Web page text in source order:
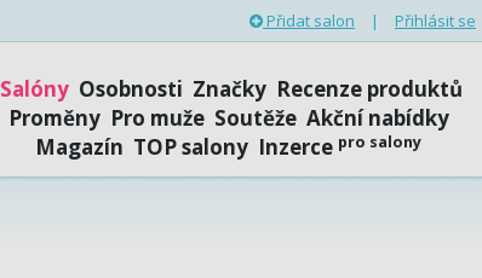
Přidat salon | Přihlásit se
Salóny Osobnosti Značky Recenze produktů
Proměny Pro muže Soutěže Akční nabídky
Magazín TOP salony Inzerce pro salony